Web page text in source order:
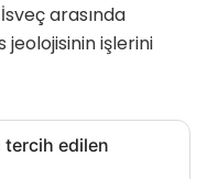
arasında
jeolojisinin işlerini
tercih edilen